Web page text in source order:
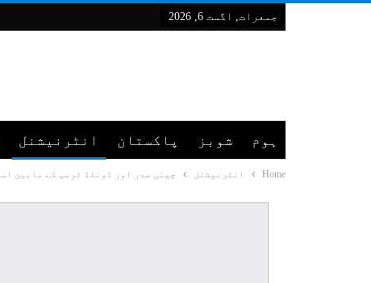
جمعرات, اگست 6, 2026
ہوم شوبز پاکستان انٹرنیشنل
Home انٹرنیشنل چینی صدر اور ڈونلڈ ٹرمپ کے مابین